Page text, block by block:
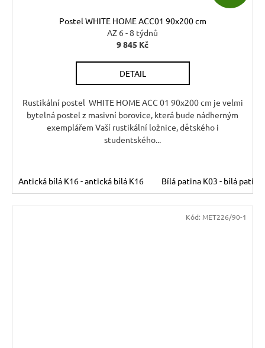
D
A
Postel WHITE HOME ACC01 90x200 cm
AZ 6 - 8 týdnů
9 845 Kč
DETAIL
Rustikální postel WHITE HOME ACC 01 90x200 cm je velmi
bytelná postel z masivní borovice, která bude nádherným
exemplářem Vaší rustikální ložnice, dětského i
studentského...
Antická bílá K16 - antická bílá K16 Bílá patina K03 - bílá patina
Kód: MET226/90-1